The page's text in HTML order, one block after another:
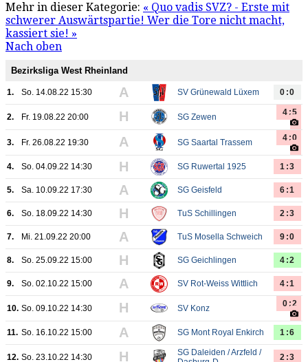
Mehr in dieser Kategorie: « Quo vadis SVZ? - Erste mit
schwerer Auswärtspartie! Wer die Tore nicht macht,
kassiert sie! »
Nach oben
Bezirksliga West Rheinland
1. So. 14.08.22 15:30 A SV Grünewald Lüxem 0:0
2. Fr. 19.08.22 20:00 H SG Zewen 4:5
3. Fr. 26.08.22 19:30 A SG Saartal Trassem 4:0
4. So. 04.09.22 14:30 H SG Ruwertal 1925 1:3
5. Sa. 10.09.22 17:30 A SG Geisfeld 6:1
6. So. 18.09.22 14:30 H TuS Schillingen 2:3
7. Mi. 21.09.22 20:00 A TuS Mosella Schweich 9:0
8. So. 25.09.22 15:00 H SG Geichlingen 4:2
9. So. 02.10.22 15:00 A SV Rot-Weiss Wittlich 4:1
10. So. 09.10.22 14:30 H SV Konz 0:2
11. So. 16.10.22 15:00 A SG Mont Royal Enkirch 1:6
12. So. 23.10.22 14:30 H
SG Daleiden / Arzfeld /
2:3